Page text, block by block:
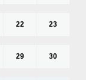
22 23
29 30